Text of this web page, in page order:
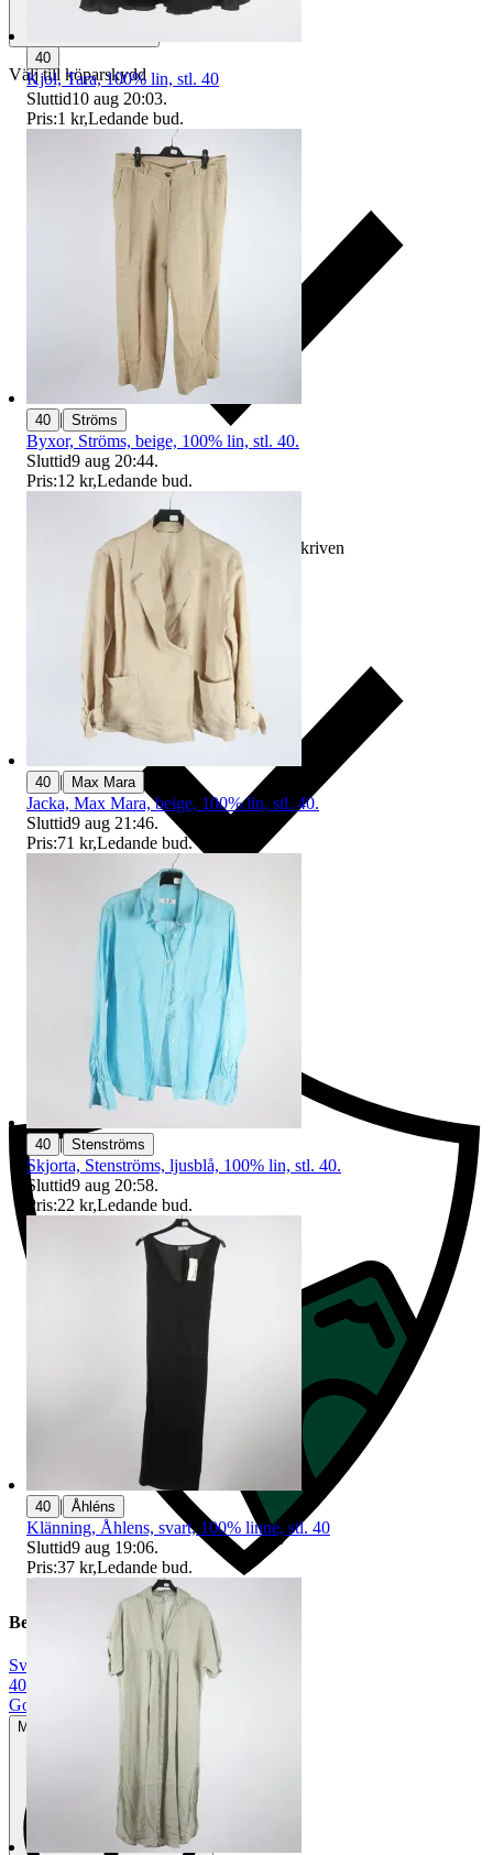
Välj till köparskydd
Ersättning om varan inte är som beskriven
Ersättning om du inte får din vara
Beskrivning
Svart
40
Gott använt skick
Mindre tecken på användning
40
Kjol, Tara, 100% lin, stl. 40
Sluttid10 aug 20:03.
Pris:1 kr,Ledande bud.
40 | Ströms
Byxor, Ströms, beige, 100% lin, stl. 40.
Sluttid9 aug 20:44.
Pris:12 kr,Ledande bud.
40 | Max Mara
Jacka, Max Mara, beige, 100% lin, stl. 40.
Sluttid9 aug 21:46.
Pris:71 kr,Ledande bud.
40 | Stenströms
Skjorta, Stenströms, ljusblå, 100% lin, stl. 40.
Sluttid9 aug 20:58.
Pris:22 kr,Ledande bud.
40 | Åhléns
Klänning, Åhlens, svart, 100% linne, stl. 40
Sluttid9 aug 19:06.
Pris:37 kr,Ledande bud.